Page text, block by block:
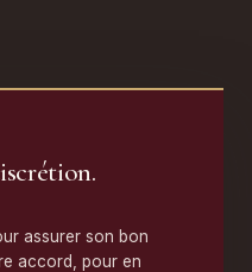
assurer son bon
accord, pour en